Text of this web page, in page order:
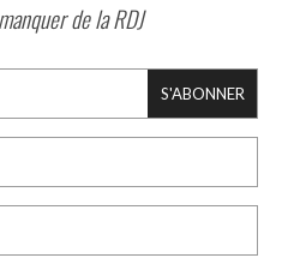
de la RDJ
S'ABONNER